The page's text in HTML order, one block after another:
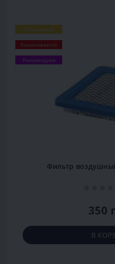
Популярный
Заканчивается
Рекомендуем
Фильтр
350
В